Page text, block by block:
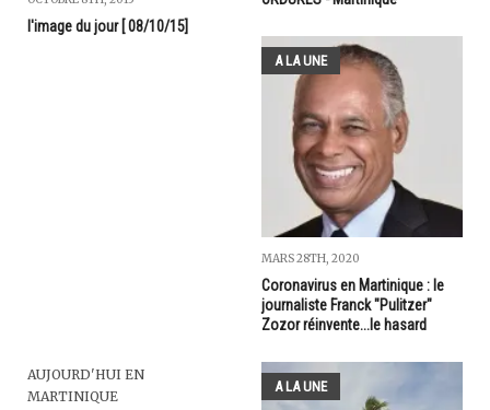
l'image du jour [ 08/10/15]
A LA UNE
MARS 28TH, 2020
Coronavirus en Martinique : le
journaliste Franck "Pulitzer"
Zozor réinvente...le hasard
AUJOURD'HUI EN
MARTINIQUE
A LA UNE